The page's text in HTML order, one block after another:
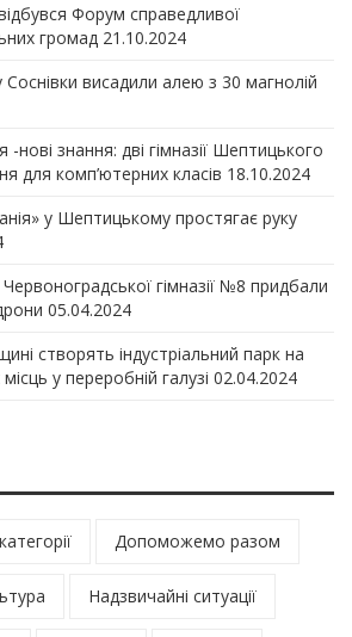
Форум справедливої
громад 21.10.2024
Соснівки висадили алею з 30 магнолій
нові знання: дві гімназії Шептицького
для комп’ютерних класів 18.10.2024
у Шептицькому простягає руку
гімназії №8 придбали
05.04.2024
створять індустріальний парк на
у переробній галузі 02.04.2024
Допоможемо разом
Надзвичайні ситуації